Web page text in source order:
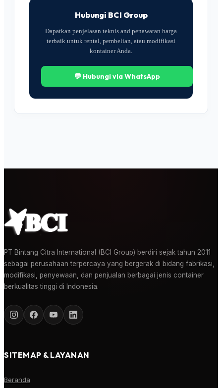
Hubungi BCI Group
Dapatkan penjelasan teknis and penawaran harga
terbaik untuk rental, pembelian, atau modifikasi
kontainer Anda.
💬 Hubungi via WhatsApp
PT Bintang Citra International (BCI Group) berdiri sejak tahun 2011
sebagai perusahaan terpercaya yang bergerak di bidang fabrikasi,
modifikasi, penyewaan, dan penjualan berbagai jenis container
berkualitas tinggi di Indonesia.
SITEMAP & LAYANAN
Beranda